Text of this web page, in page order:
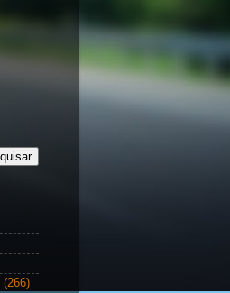
(266)